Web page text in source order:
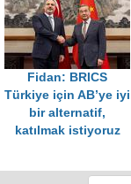
Fidan: BRICS
Türkiye için AB’ye iyi
bir alternatif,
katılmak istiyoruz